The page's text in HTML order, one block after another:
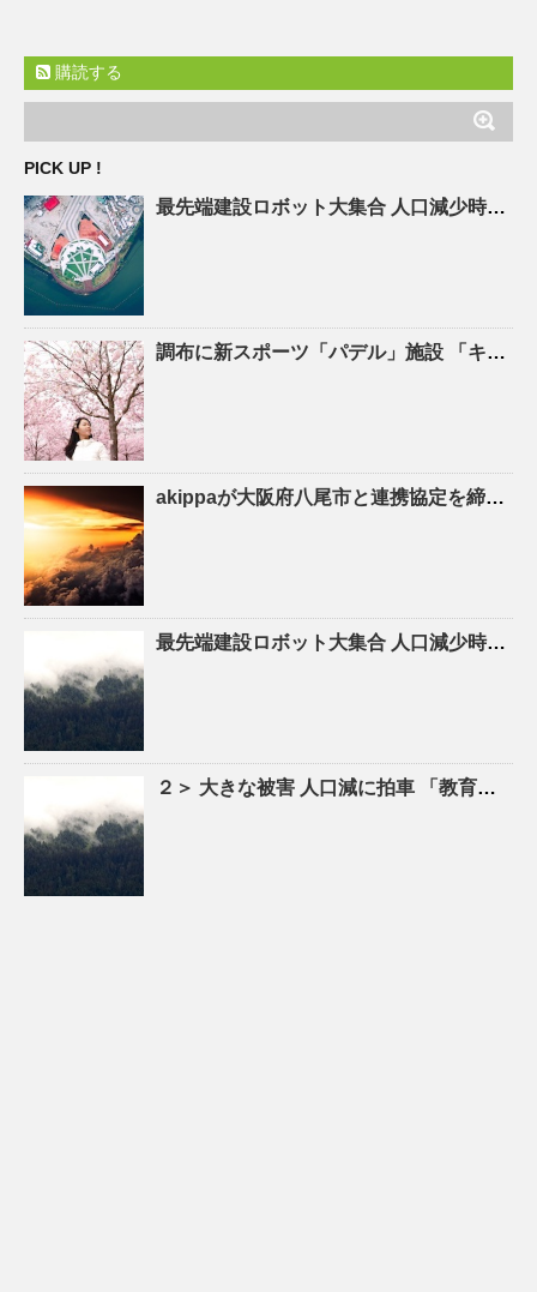
購読する
PICK UP !
最先端建設ロボット大集合 人口 減少時代の建設現場を救え! – ASCII.jp
調布に新スポーツ「パデル」施設 「キャプテン翼」高橋陽一さん手がける – 調布経済新聞
akippaが大阪府八尾市と連携協定を締結！駐車場シェアを活かしたにぎわいの創出と関係
最先端建設ロボット大集合 人口 減少時代の建設現場を救え！ – YouTube
２＞ 大きな被害 人口 減に拍車 「教育のまち」で移住促進｜特集 – 苫小牧民報